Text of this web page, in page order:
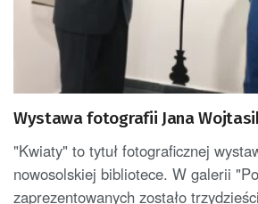
Wystawa fotografii Jana
"Kwiaty" to tytuł fotograficznej
nowosolskiej bibliotece. W galerii
zaprezentowanych zostało